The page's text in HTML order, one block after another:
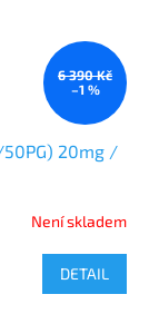
6 390 Kč
–1 %
20mg /
Není skladem
DETAIL